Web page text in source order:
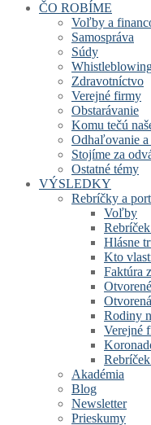
ČO ROBÍME
Voľby a
Samospráva
Súdy
Zdravotníctvo
Verejné firmy
Obstarávanie
Komu tečú
Odhaľovanie
Stojíme za
Ostatné témy
VÝSLEDKY
Rebríčky a
Voľby
Hlásne
Kto
Faktúra
Rodiny
Verejné
Akadémia
Blog
Newsletter
Prieskumy